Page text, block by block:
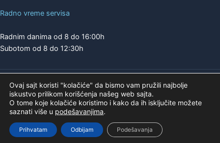
Radno vreme servisa
Radnim danima od 8 do 16:00h
Subotom od 8 do 12:30h
Copyright © 2026 | A.K. STOJANOV
Pogledajte našu ponudu na
Ovaj sajt koristi "kolačiće" da bismo vam pružili najbolje
iskustvo prilikom korišćenja našeg web sajta.
O tome koje kolačiće koristimo i kako da ih isključite možete
saznati više u podešavanjima.
Prihvatam Odbijam Podešavanja